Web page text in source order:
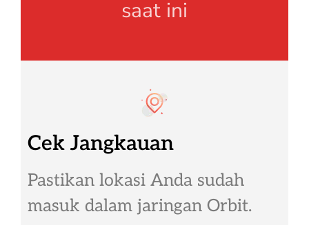
saat ini
Cek Jangkauan
Pastikan lokasi Anda sudah
masuk dalam jaringan Orbit.